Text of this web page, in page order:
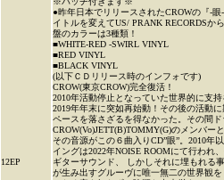
12EP
●昨年日本でリリースされたCROWの『-
イトルを変えてUS/ PRANK RECORDSか
盤のカラーは3種類！
■WHITE-RED -SWIRL VINYL
■RED VINYL
■BLACK VINYL
(以下ＣＤリリース時のインフォです)
CROW(東京CROW)完全復活！
2010年活動停止となっていた世界的に支
2019年年末に突如再始動！その後の活動
ペースを落さざるを得なかった。その間ド
CROW(Vo)JETT(B)TOMMY(G)のメンバー
その音源がこの６曲入りCD”眼”。2010年
イングは2022年NOISE ROOMにて行われ
ギターサウンド、 しかしそれに埋もれる
が生み出すグルーヴに唯一無二の世界観